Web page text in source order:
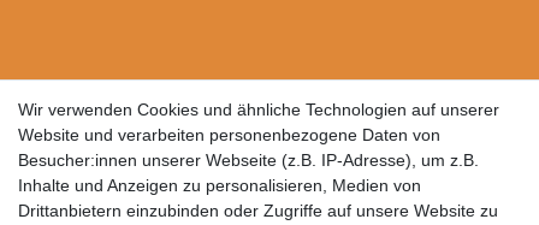
Wir verwenden Cookies und ähnliche Technologien auf unserer
Website und verarbeiten personenbezogene Daten von
Besucher:innen unserer Webseite (z.B. IP-Adresse), um z.B.
Inhalte und Anzeigen zu personalisieren, Medien von
Drittanbietern einzubinden oder Zugriffe auf unsere Website zu